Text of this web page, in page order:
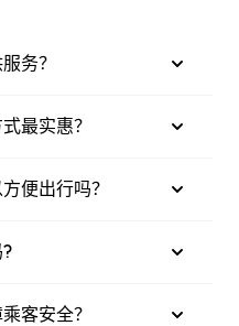
务？
最实惠？
便出行吗？
客安全？